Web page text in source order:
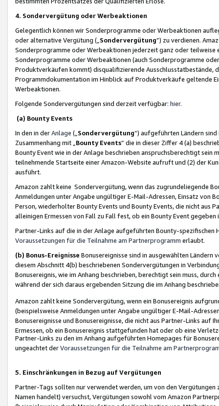
4. Sondervergütung oder Werbeaktionen
Gelegentlich können wir Sonderprogramme oder Werbeaktionen
oder alternative Vergütung („ Sondervergütung”) zu verdienen.
Sonderprogramme oder Werbeaktionen jederzeit ganz oder
Sonderprogramme oder Werbeaktionen (auch Sonderprogramme
Produktverkäufen kommt) disqualifizierende Ausschlusstatbestände,
Programmdokumentation im Hinblick auf Produktverkäufe geltende
Werbeaktionen.
Folgende Sondervergütungen sind derzeit verfügbar: hier.
(a) Bounty Events
In den in derAnlage („ Sondervergütung“) aufgeführten Ländern
Zusammenhang mit „ Bounty Events“ die in dieser Ziffer 4 (a)
Bounty Event wie in der Anlage beschrieben anspruchsberechtigt sein
teilnehmende Startseite einer Amazon-Website aufruft und (2) der
ausführt.
Amazon zahlt keine Sondervergütung, wenn das zugrundeliegende
Anmeldungen unter Angabe ungültiger E-Mail-Adressen, Einsatz von
Person, wiederholter Bounty Events und Bounty Events, die nicht
alleinigen Ermessen von Fall zu Fall fest, ob ein Bounty Event
Partner-Links auf die in der Anlage aufgeführten Bounty-spezifischen
Voraussetzungen für die Teilnahme am Partnerprogramm erlaubt.
(b) Bonus-Ereignisse Bonusereignisse sind in ausgewählten Ländern
diesem Abschnitt 4(b) beschriebenen Sondervergütungen in
Bonusereignis, wie im Anhang beschrieben, berechtigt sein muss,
während der sich daraus ergebenden Sitzung die im Anhang
Amazon zahlt keine Sondervergütung, wenn ein Bonusereignis
(beispielsweise Anmeldungen unter Angabe ungültiger E-Mail-
Bonusereignisse und Bonusereignisse, die nicht aus Partner-Links auf
Ermessen, ob ein Bonusereignis stattgefunden hat oder ob eine
Partner-Links zu den im Anhang aufgeführten Homepages für
ungeachtet derVoraussetzungen für die Teilnahme am
5. Einschränkungen in Bezug auf Vergütungen
Partner-Tags sollten nur verwendet werden, um von den
Namen handelt) versuchst, Vergütungen sowohl vom Amazon